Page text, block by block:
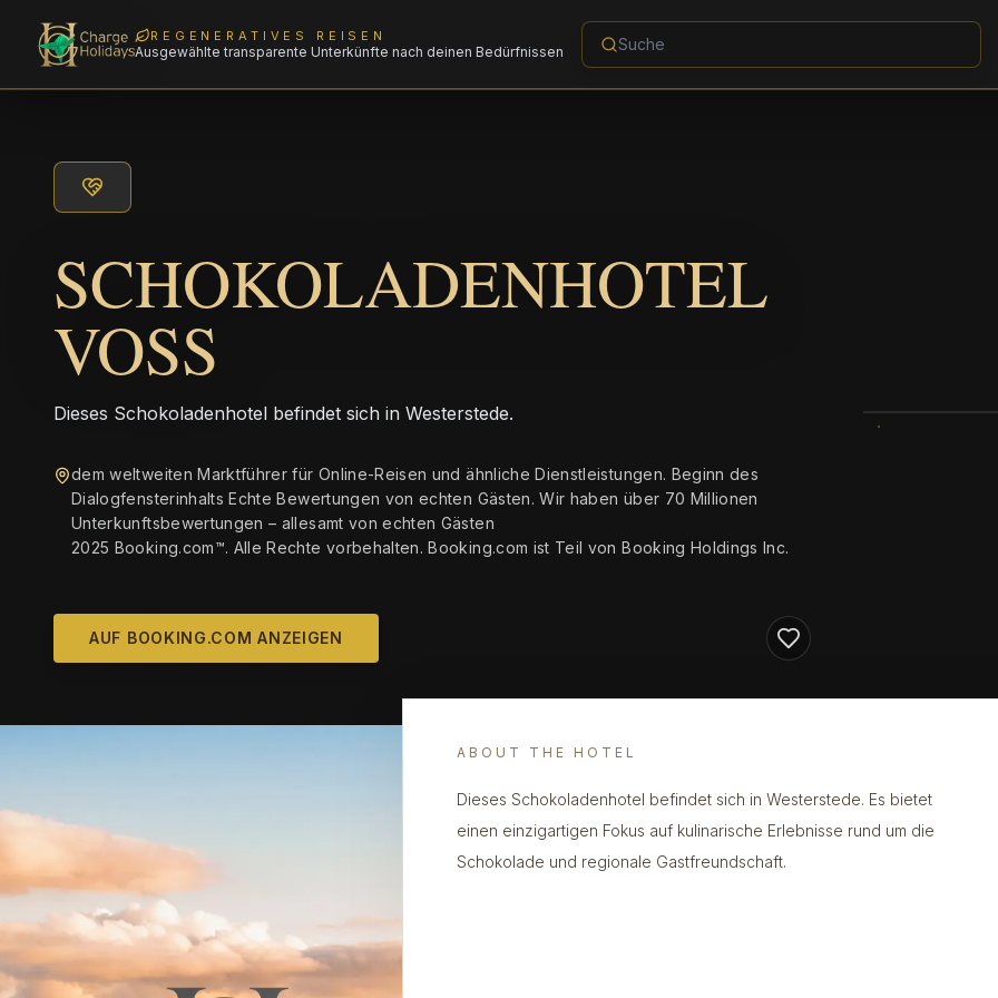
REGENERATIVES REISEN
Ausgewählte transparente Unterkünfte nach deinen Bedürfnissen
SCHOKOLADENHOTEL
VOSS
Dieses Schokoladenhotel befindet sich in Westerstede.
dem weltweiten Marktführer für Online-Reisen und ähnliche Dienstleistungen. Beginn des
Dialogfensterinhalts Echte Bewertungen von echten Gästen. Wir haben über 70 Millionen
Unterkunftsbewertungen – allesamt von echten Gästen
2025 Booking.com™. Alle Rechte vorbehalten. Booking.com ist Teil von Booking Holdings Inc.
AUF BOOKING.COM ANZEIGEN
ABOUT THE HOTEL
Dieses Schokoladenhotel befindet sich in Westerstede. Es bietet
einen einzigartigen Fokus auf kulinarische Erlebnisse rund um die
Schokolade und regionale Gastfreundschaft.